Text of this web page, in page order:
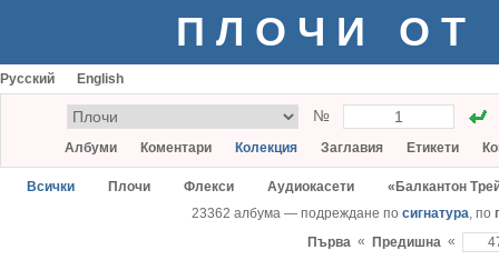
ПЛОЧИ ОТ
Русский English
№
Албуми Коментари Колекция Заглавия Етикети
Всички Плочи Флекси Аудиокасети
«Балкантон
23362 албума — подреждане по сигнатура, по
Първа « Предишна «